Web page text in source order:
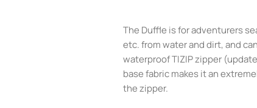
The Duffle is for adventurers
etc. from water and dirt, and
waterproof TIZIP zipper
base fabric makes it an
the zipper.